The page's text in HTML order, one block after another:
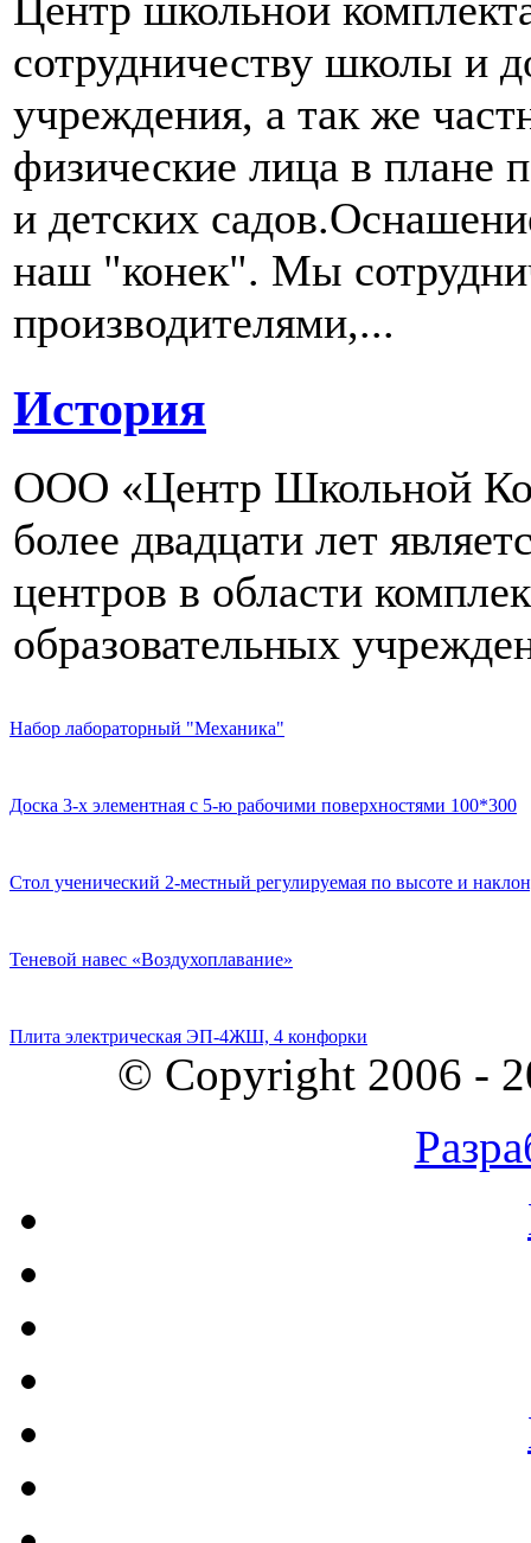
сотрудничеству школы и
учреждения, а так же
физические лица в плане
и детских
наш "конек". Мы
производителями,...
История
ООО «Центр Школьной
более двадцати лет
центров в области
образовательных
Набор лабораторный "Механика"
Доска 3-х элементная с 5-ю рабочими поверхностями 100*300
Стол ученический 2-местный регулируемая по высоте и
Теневой навес «Воздухоплавание»
Плита электрическая ЭП-4ЖШ, 4 конфорки
© Copyright 2006 -